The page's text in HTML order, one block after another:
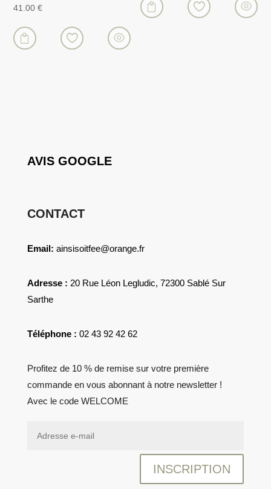
41.00€


AVIS GOOGLE
CONTACT
Email: ainsisoitfee@orange.fr
Adresse : 20 Rue Léon Legludic, 72300 Sablé Sur
Sarthe
Téléphone : 02 43 92 42 62
Profitez de 10 % de remise sur votre première
commande en vous abonnant à notre newsletter !
Avec le code WELCOME
INSCRIPTION